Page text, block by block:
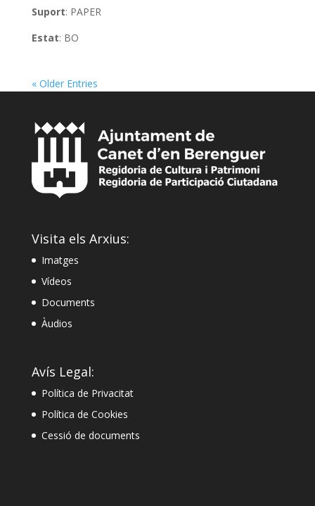
Suport: PAPER
Estat: BO
« Older Entries
Visita els Arxius:
Imatges
Vídeos
Documents
Àudios
Avís Legal:
Política de Privacitat
Política de Cookies
Cessió de documents